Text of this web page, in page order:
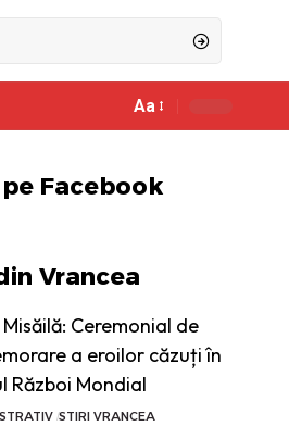
Ajustor
font
Aa
Facebook
Vrancea
Ceremonial de
a eroilor căzuți în
Război Mondial
STIRI VRANCEA